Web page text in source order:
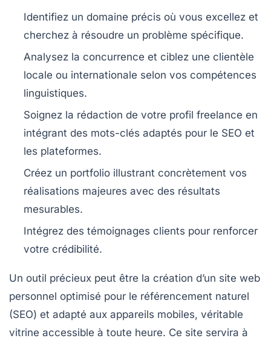
Identifiez un domaine précis où vous excellez et
cherchez à résoudre un problème spécifique.
Analysez la concurrence et ciblez une clientèle
locale ou internationale selon vos compétences
linguistiques.
Soignez la rédaction de votre profil freelance en
intégrant des mots-clés adaptés pour le SEO et
les plateformes.
Créez un portfolio illustrant concrètement vos
réalisations majeures avec des résultats
mesurables.
Intégrez des témoignages clients pour renforcer
votre crédibilité.
Un outil précieux peut être la création d’un site web
personnel optimisé pour le référencement naturel
(SEO) et adapté aux appareils mobiles, véritable
vitrine accessible à toute heure. Ce site servira à